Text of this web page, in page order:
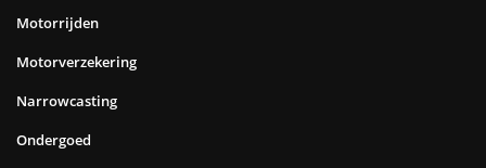
Motorrijden
Motorverzekering
Narrowcasting
Ondergoed